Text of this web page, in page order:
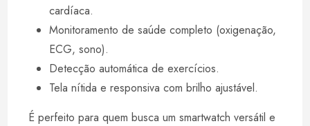
cardíaca.
Monitoramento de saúde completo (oxigenação,
ECG, sono).
Detecção automática de exercícios.
Tela nítida e responsiva com brilho ajustável.
É perfeito para quem busca um smartwatch versátil e